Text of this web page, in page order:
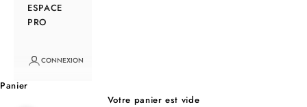
ESPACE
PRO
CONNEXION
Panier
Votre panier est vide